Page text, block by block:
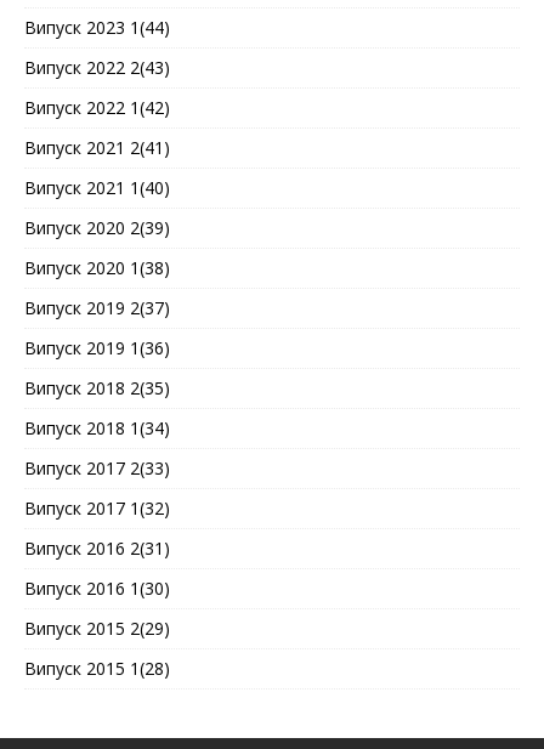
Випуск 2023 1(44)
Випуск 2022 2(43)
Випуск 2022 1(42)
Випуск 2021 2(41)
Випуск 2021 1(40)
Випуск 2020 2(39)
Випуск 2020 1(38)
Випуск 2019 2(37)
Випуск 2019 1(36)
Випуск 2018 2(35)
Випуск 2018 1(34)
Випуск 2017 2(33)
Випуск 2017 1(32)
Випуск 2016 2(31)
Випуск 2016 1(30)
Випуск 2015 2(29)
Випуск 2015 1(28)